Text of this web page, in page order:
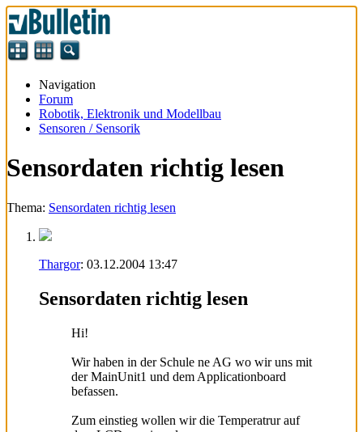
Navigation
Forum
Robotik, Elektronik und Modellbau
Sensoren / Sensorik
Sensordaten richtig lesen
Thema: Sensordaten richtig lesen
Thargor: 03.12.2004 13:47
Sensordaten richtig lesen
Hi!
Wir haben in der Schule ne AG wo wir uns mit
der MainUnit1 und dem Applicationboard
befassen.
Zum einstieg wollen wir die Temperatrur auf